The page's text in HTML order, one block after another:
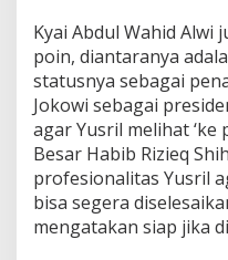
Kyai Abdul Wahid Alwi
poin, diantaranya
statusnya sebagai
Jokowi sebagai
agar Yusril melihat ‘ke
Besar Habib Rizieq
profesionalitas Yusril
bisa segera
mengatakan siap jika